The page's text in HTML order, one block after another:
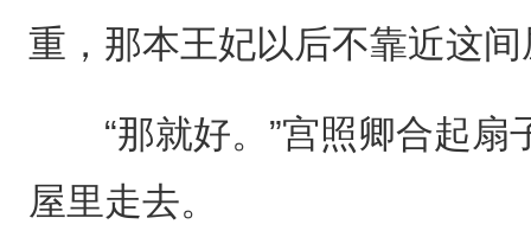
重，那本王妃以后不靠近这间
“那就好。”宫照卿合起扇
屋里走去。